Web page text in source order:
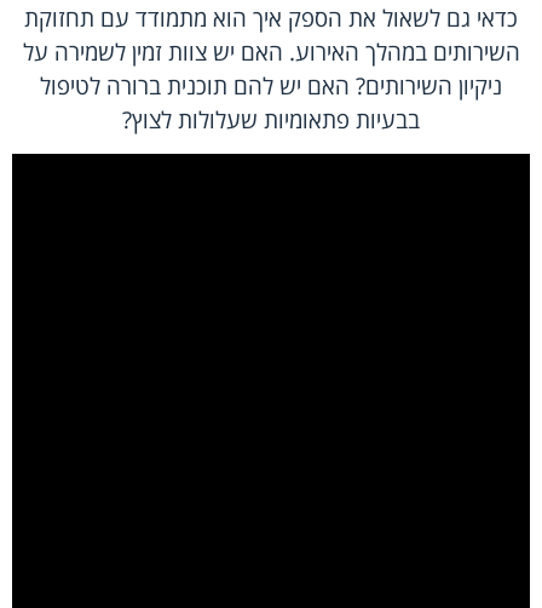
כדאי גם לשאול את הספק איך הוא מתמודד עם תחזוקת
השירותים במהלך האירוע. האם יש צוות זמין לשמירה על
ניקיון השירותים? האם יש להם תוכנית ברורה לטיפול
בבעיות פתאומיות שעלולות לצוץ?